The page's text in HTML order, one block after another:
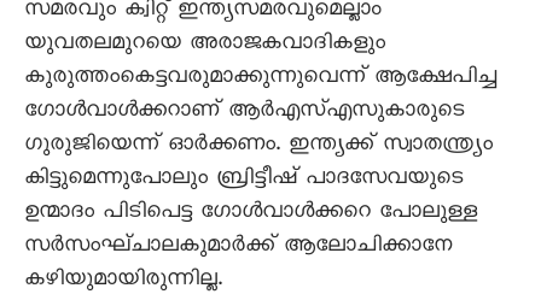
സമരവും ക്വിറ്റ് ഇന്ത്യസമരവുമെല്ലാം
യുവതലമുറയെ അരാജകവാദികളും
കുരുത്തംകെട്ടവരുമാക്കുന്നുവെന്ന് ആക്ഷേപിച്ച
ഗോൾവാൾക്കറാണ് ആർഎസ്എസുകാരുടെ
ഗുരുജിയെന്ന് ഓർക്കണം. ഇന്ത്യക്ക് സ്വാതന്ത്ര്യം
കിട്ടുമെന്നുപോലും ബ്രിട്ടീഷ് പാദസേവയുടെ
ഉന്മാദം പിടിപെട്ട ഗോൾവാൾക്കറെ പോലുള്ള
സർസംഘ്ചാലകുമാർക്ക് ആലോചിക്കാനേ
കഴിയുമായിരുന്നില്ല.